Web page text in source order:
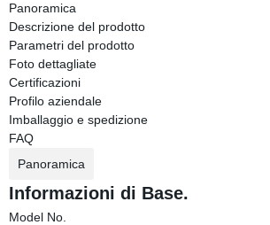
Panoramica
Descrizione del prodotto
Parametri del prodotto
Foto dettagliate
Certificazioni
Profilo aziendale
Imballaggio e spedizione
FAQ
Panoramica
Informazioni di Base.
Model No.